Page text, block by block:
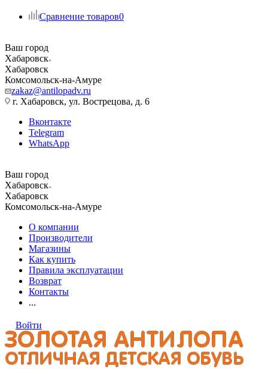
Сравнение товаров0
Ваш город
Хабаровск
Хабаровск
Комсомольск-на-Амуре
zakaz@antilopadv.ru
г. Хабаровск, ул. Вострецова, д. 6
Вконтакте
Telegram
WhatsApp
Ваш город
Хабаровск
Хабаровск
Комсомольск-на-Амуре
О компании
Производители
Магазины
Как купить
Правила эксплуатации
Возврат
Контакты
...
Войти